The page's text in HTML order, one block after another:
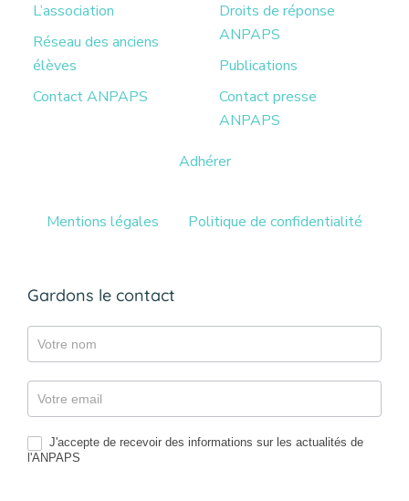
L’association
Réseau des anciens
élèves
Contact ANPAPS
Droits de réponse
ANPAPS
Publications
Contact presse
ANPAPS
Adhérer
Mentions légales Politique de confidentialité
Gardons le contact
Gazette
J'accepte de recevoir des informations sur les actualités de
l'ANPAPS